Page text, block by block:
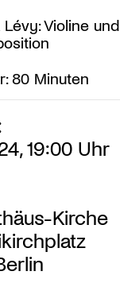
Lévy: Violine und
80 Minuten
19:00 Uhr
Kirche